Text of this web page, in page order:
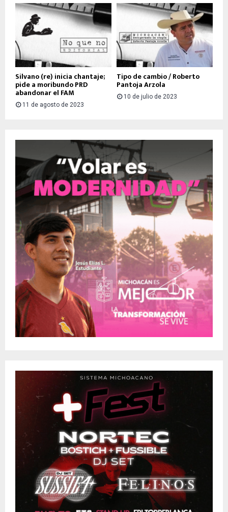
Silvano (re) inicia chantaje;
pide a moribundo PRD
abandonar el FAM
11 de agosto de 2023
Tipo de cambio / Roberto
Pantoja Arzola
10 de julio de 2023